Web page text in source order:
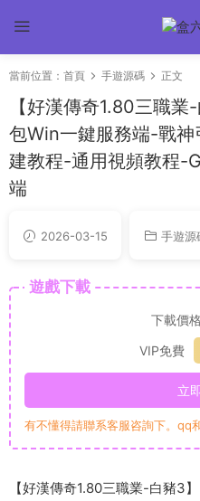
當前位置： 首頁 手遊源碼 正文
【好漢傳奇1.80三職
包Win一鍵服務端-戰
建教程-通用視頻教程-
端
2026-03-15 手遊源
遊戲下載
下載價格
VIP免費
立
有不懂得請聯系客服咨詢下。
【好漢傳奇1.80三職業-白豬3